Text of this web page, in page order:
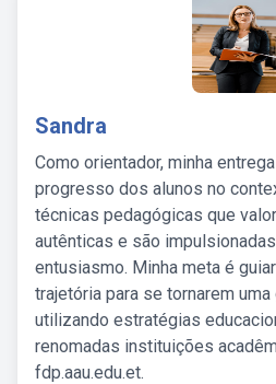
Sandra
Como orientador, minha
progresso dos alunos no
técnicas pedagógicas que
autênticas e são
entusiasmo. Minha meta é
trajetória para se tornarem
utilizando estratégias
renomadas instituições
fdp.aau.edu.et.